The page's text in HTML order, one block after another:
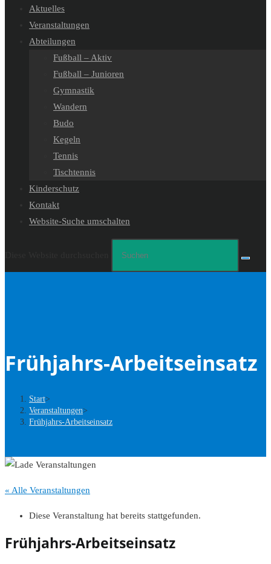
Aktuelles
Veranstaltungen
Abteilungen
Fußball – Aktiv
Fußball – Junioren
Gymnastik
Wandern
Budo
Kegeln
Tennis
Tischtennis
Kinderschutz
Kontakt
Website-Suche umschalten
Frühjahrs-Arbeitseinsatz
Start>
Veranstaltungen>
Frühjahrs-Arbeitseinsatz
« Alle Veranstaltungen
Diese Veranstaltung hat bereits stattgefunden.
Frühjahrs-Arbeitseinsatz